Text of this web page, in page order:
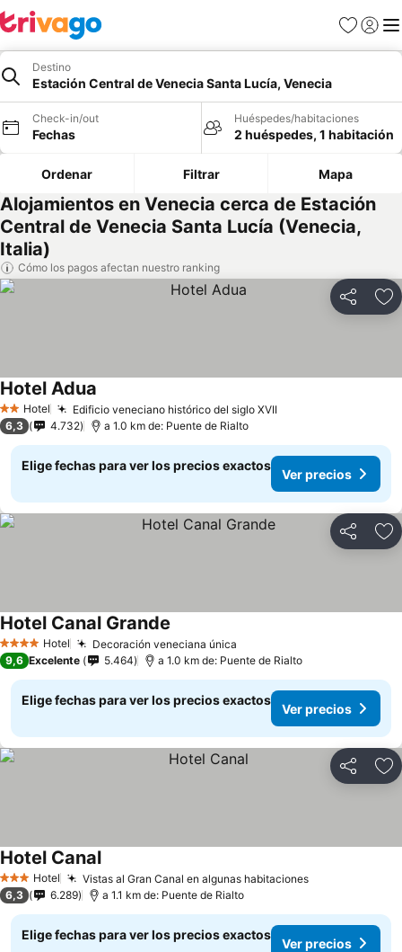
Favoritos
Iniciar
Destino
Estación Central de Venecia Santa Lucía, Venecia
Check-in/out
Fechas
Huéspedes/habitaciones
2 huéspedes, 1 habitación
Ordenar Filtrar Mapa
Alojamientos en Venecia cerca de Estación
Central de Venecia Santa Lucía (Venecia,
Italia)
Cómo los pagos afectan nuestro ranking
Compartir
2 Estrellas
Hotel Edificio veneciano histórico del siglo XVII
Hotel Adua
6,3 4.732 a 1.0 km de: Puente de Rialto
Elige fechas para ver los precios exactos
Ver precios
Compartir
4 EstrellasHotel Decoración veneciana única
Hotel Canal Grande
9,6 Excelente 5.464 a 1.0 km de: Puente de Rialto
Elige fechas para ver los precios exactos
Ver precios
Compartir
3 Estrellas
Hotel Vistas al Gran Canal en algunas habitaciones
Hotel Canal
6,3 6.289 a 1.1 km de: Puente de Rialto
Elige fechas para ver los precios exactos
Ver precios